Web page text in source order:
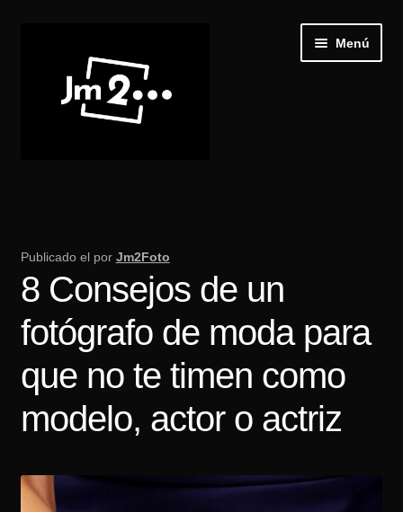
navegación
contenido
Menú
Recibir Castings
Publica tu casting
Blog
Tarifas
Publicado el por Jm2Foto
8 Consejos de un
fotógrafo de moda para
que no te timen como
modelo, actor o actriz